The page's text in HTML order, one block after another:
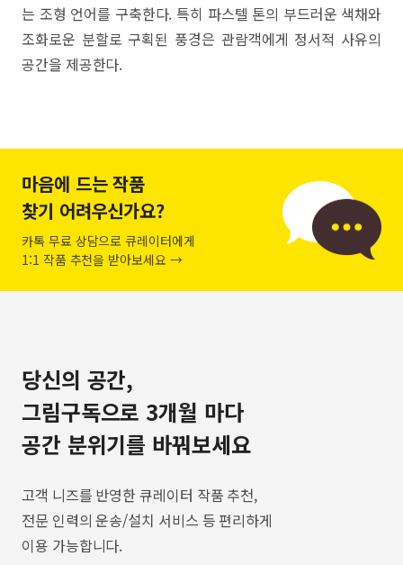
는 조형 언어를 구축한다. 특히 파스텔 톤의 부드러운 색채와
조화로운 분할로 구획된 풍경은 관람객에게 정서적 사유의
공간을 제공한다.
마음에 드는 작품
찾기 어려우신가요?
카톡 무료 상담으로 큐레이터에게
1:1 작품 추천을 받아보세요 →
당신의 공간,
그림구독으로 3개월 마다
공간 분위기를 바꿔보세요
고객 니즈를 반영한 큐레이터 작품 추천,
전문 인력의 운송/설치 서비스 등 편리하게
이용 가능합니다.